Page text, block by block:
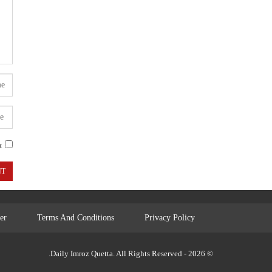
Privacy Policy
Terms And Conditions
© 2026 - Daily Imroz Quetta. All Rights Reserved.